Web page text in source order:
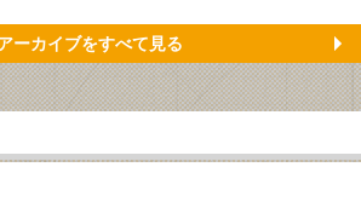
ーカイブをすべて見る